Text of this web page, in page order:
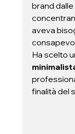
brand
aveva
Ha scelto
finalità del